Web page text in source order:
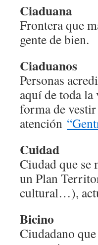
Ciaduana
Frontera que
gente de bien.
Ciaduanos
Personas
aquí de toda
forma de
atención
Cuidad
Ciudad que se
un Plan
cultural…),
Bicino
Ciudadano